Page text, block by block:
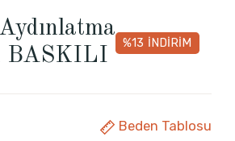
BASKILI
%13 İNDİRİM
Beden Tablosu